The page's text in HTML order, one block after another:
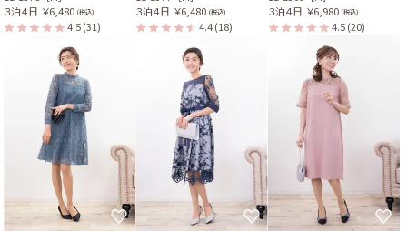
３泊４日 ￥6,480 (税込)
4.5(31)
３泊４日 ￥6,480 (税込)
4.4(18)
３泊４日 ￥6,980 (税込)
4.5(20)